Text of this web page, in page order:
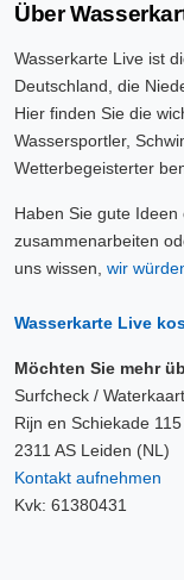
Über
Wasserkarte Live ist
Deutschland, die
Hier finden Sie die
Wassersportler,
Wetterbegeisterter
Haben Sie gute
zusammenarbeiten
uns wissen, wir
Wasserkarte Live
Möchten Sie mehr
Surfcheck /
Rijn en Schiekade
2311 AS Leiden (NL)
Kontakt aufnehmen
Kvk: 61380431